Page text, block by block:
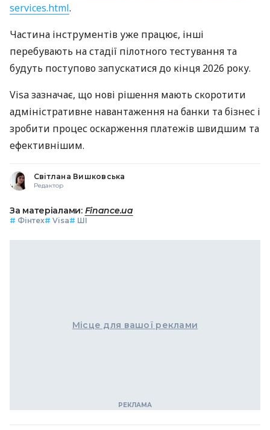
services.html.
Частина інструментів уже працює, інші
перебувають на стадії пілотного тестування та
будуть поступово запускатися до кінця 2026 року.
Visa зазначає, що нові рішення мають скоротити
адміністративне навантаження на банки та бізнес і
зробити процес оскарження платежів швидшим та
ефективнішим.
Світлана Вишковська
Редактор
За матеріалами: Finance.ua
# Фінтех# Visa# ШІ
Місце для вашої реклами